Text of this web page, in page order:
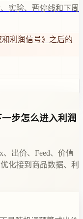
实验、暂停线和下周
利润信号》之后的
步怎么进入利润
出价、Feed、价值
化接到商品数据、利